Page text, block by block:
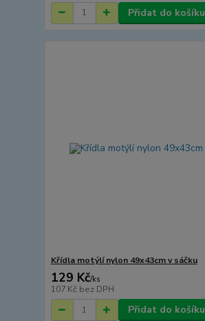
Přidat do košíku
Křídla motýlí nylon 49x43cm v sáčku
129 Kč/ks
107 Kč bez DPH
Přidat do košíku